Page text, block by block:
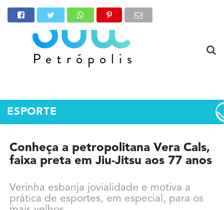
ESPORTE
Conheça a petropolitana Vera Cals,
faixa preta em Jiu-Jitsu aos 77 anos
Verinha esbanja jovialidade e motiva a
prática de esportes, em especial, para os